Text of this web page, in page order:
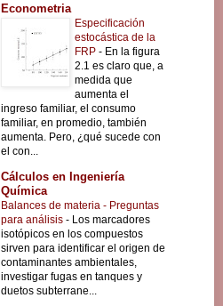
Econometria
Especificación
estocástica de la
FRP - En la figura
2.1 es claro que, a
medida que
aumenta el
ingreso familiar, el consumo
familiar, en promedio, también
aumenta. Pero, ¿qué sucede con
el con...
Cálculos en Ingeniería
Química
Balances de materia - Preguntas
para análisis - Los marcadores
isotópicos en los compuestos
sirven para identificar el origen de
contaminantes ambientales,
investigar fugas en tanques y
duetos subterrane...